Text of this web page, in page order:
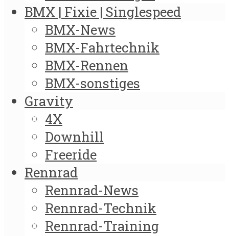
BMX | Fixie | Singlespeed
BMX-News
BMX-Fahrtechnik
BMX-Rennen
BMX-sonstiges
Gravity
4X
Downhill
Freeride
Rennrad
Rennrad-News
Rennrad-Technik
Rennrad-Training